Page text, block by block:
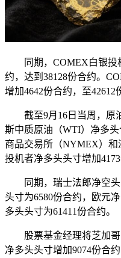
同期，COMEX白银
约，达到38128份合约。
增加4642份合约，至42612
截至9月16日当周，原
斯中质原油（WTI）净多
商品交易所（NYMEX）
投机者净多头头寸增加
同期，瑞士法郎净空
头寸为6580份合约，欧元
多头头寸为61411份合约。
股票基金经理将芝加
净多头头寸增加9074份合